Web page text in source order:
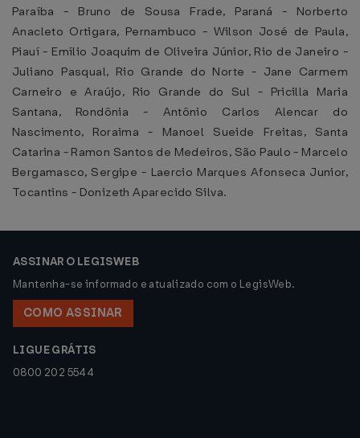
Paraíba - Bruno de Sousa Frade, Paraná - Norberto
Anacleto Ortigara, Pernambuco - Wilson José de Paula,
Piauí - Emílio Joaquim de Oliveira Júnior, Rio de Janeiro -
Juliano Pasqual, Rio Grande do Norte - Jane Carmem
Carneiro e Araújo, Rio Grande do Sul - Pricilla Maria
Santana, Rondônia - Antônio Carlos Alencar do
Nascimento, Roraima - Manoel Sueide Freitas, Santa
Catarina - Ramon Santos de Medeiros, São Paulo - Marcelo
Bergamasco, Sergipe - Laercio Marques Afonseca Junior,
Tocantins - Donizeth Aparecido Silva.
ASSINAR O LEGISWEB
Mantenha-se informado e atualizado com o LegisWeb.
COMO ASSINAR
LIGUE GRÁTIS
0800 202 5544